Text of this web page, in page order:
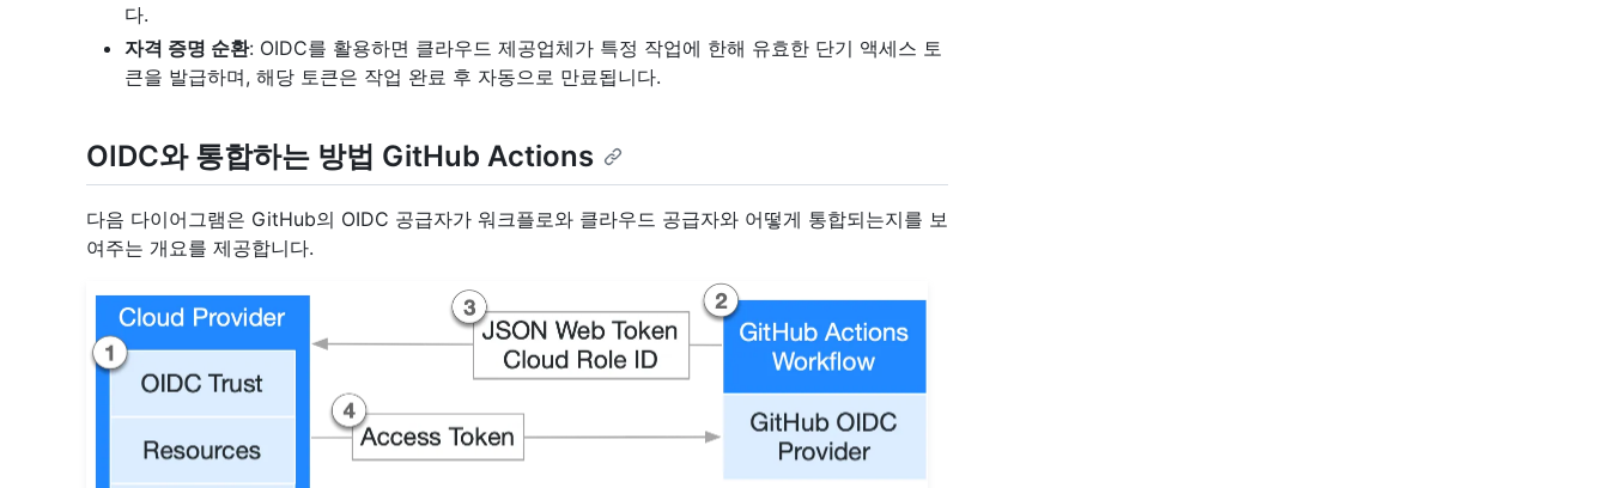
다.
자격 증명 순환: OIDC를 활용하면 클라우드 제공업체가 특정 작업에 한해 유효한 단기 액세스 토
큰을 발급하며, 해당 토큰은 작업 완료 후 자동으로 만료됩니다.
OIDC와 통합하는 방법 GitHub Actions
다음 다이어그램은 GitHub의 OIDC 공급자가 워크플로와 클라우드 공급자와 어떻게 통합되는지를 보
여주는 개요를 제공합니다.